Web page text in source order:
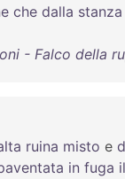
che dalla stanza
- Falco della
ruina misto e
in fuga il